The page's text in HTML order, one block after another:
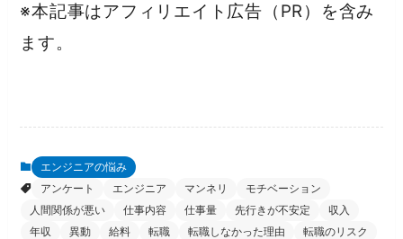
※本記事はアフィリエイト広告（PR）を含み
ます。
エンジニアの悩み
アンケート
エンジニア マンネリ
モチベーション
人間関係が悪い
仕事内容 仕事量 先行きが不安定
収入
年収
異動 給料 転職 転職しなかった理由
転職のリスク